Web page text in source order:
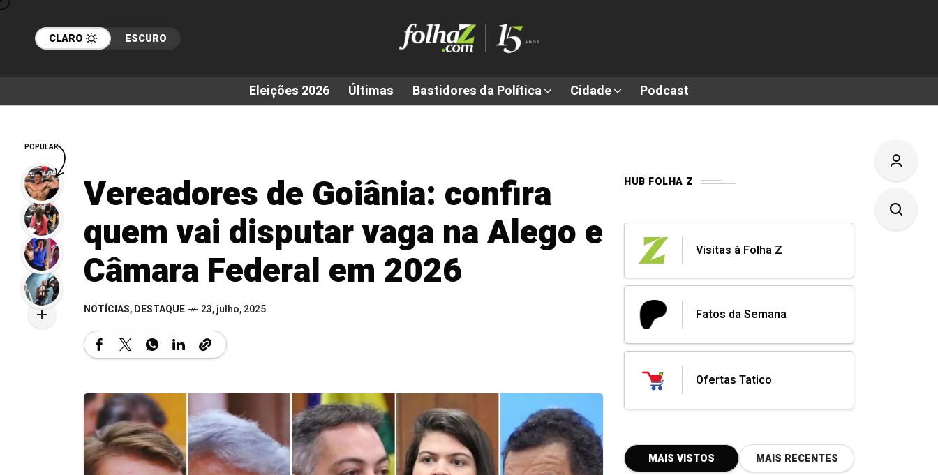
CLARO ESCURO
Eleições 2026 Últimas Bastidores da Política Cidade Podcast
Vereadores de Goiânia: confira
quem vai disputar vaga na Alego e
Câmara Federal em 2026
NOTÍCIAS,DESTAQUE 23, julho, 2025
HUB FOLHA Z
Visitas à Folha Z
Fatos da Semana
Ofertas Tatico
MAIS VISTOS MAIS RECENTES
POPULAR